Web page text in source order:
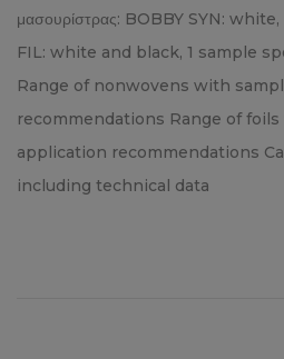
μασουρίστρας: BOBBY SYN:
FIL: white and black, 1 sample
Range of nonwovens with
recommendations Range of
application recommendations
including technical data